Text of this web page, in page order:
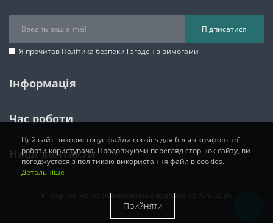
Підписатися
Я прочитав Політика безпеки і згоден з вимогами
Інформація
Час роботи
Наші контакти
Интернет-магазин ювелирных изделий GSW © 2026
Цей сайт використовує файли cookies для більш комфортної
роботи користувача. Продовжуючи перегляд сторінок сайту, ви
погоджуєтеся з політикою використання файлів cookies.
Детальніше
Прийняти